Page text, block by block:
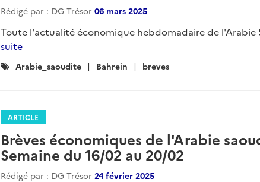
Rédigé par : DG Trésor 06 mars 2025
Toute l'actualité économique hebdomadaire de l'Arabie
suite
Catégories
Arabie_saoudite Bahrein breves
ARTICLE
Brèves économiques de l'Arabie
Semaine du 16/02 au 20/02
Rédigé par : DG Trésor 24 février 2025